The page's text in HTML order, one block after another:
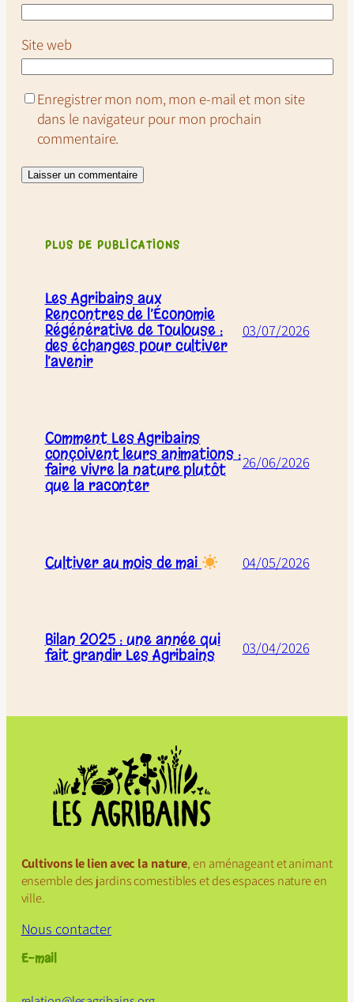
Site web
Enregistrer mon nom, mon e-mail et mon site
dans le navigateur pour mon prochain
commentaire.
PLUS DE PUBLICATIONS
Les Agribains aux
Rencontres de l’Économie
Régénérative de Toulouse :
des échanges pour cultiver
l’avenir
03/07/2026
Comment Les Agribains
conçoivent leurs animations :
faire vivre la nature plutôt
que la raconter
26/06/2026
Cultiver au mois de mai 04/05/2026
Bilan 2025 : une année qui
fait grandir Les Agribains
03/04/2026
Cultivons le lien avec la nature, en aménageant et animant
ensemble des jardins comestibles et des espaces nature en
ville.
Nous contacter
E-mail